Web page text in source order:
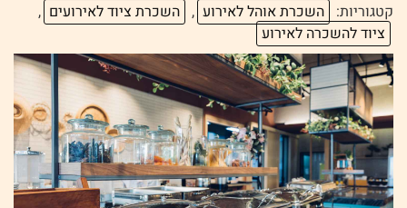
קטגוריות: השכרת אוהל לאירוע , השכרת ציוד לאירועים ,
ציוד להשכרה לאירוע